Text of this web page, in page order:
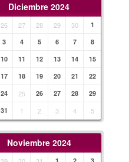
Diciembre 2024
26 27 28 29 30
1
3 4 5 6 7
8
10 11 12 13 14
15
17 18 19 20 21
22
24 25 26 27 28
29
31 1 2 3 4 5
Noviembre 2024